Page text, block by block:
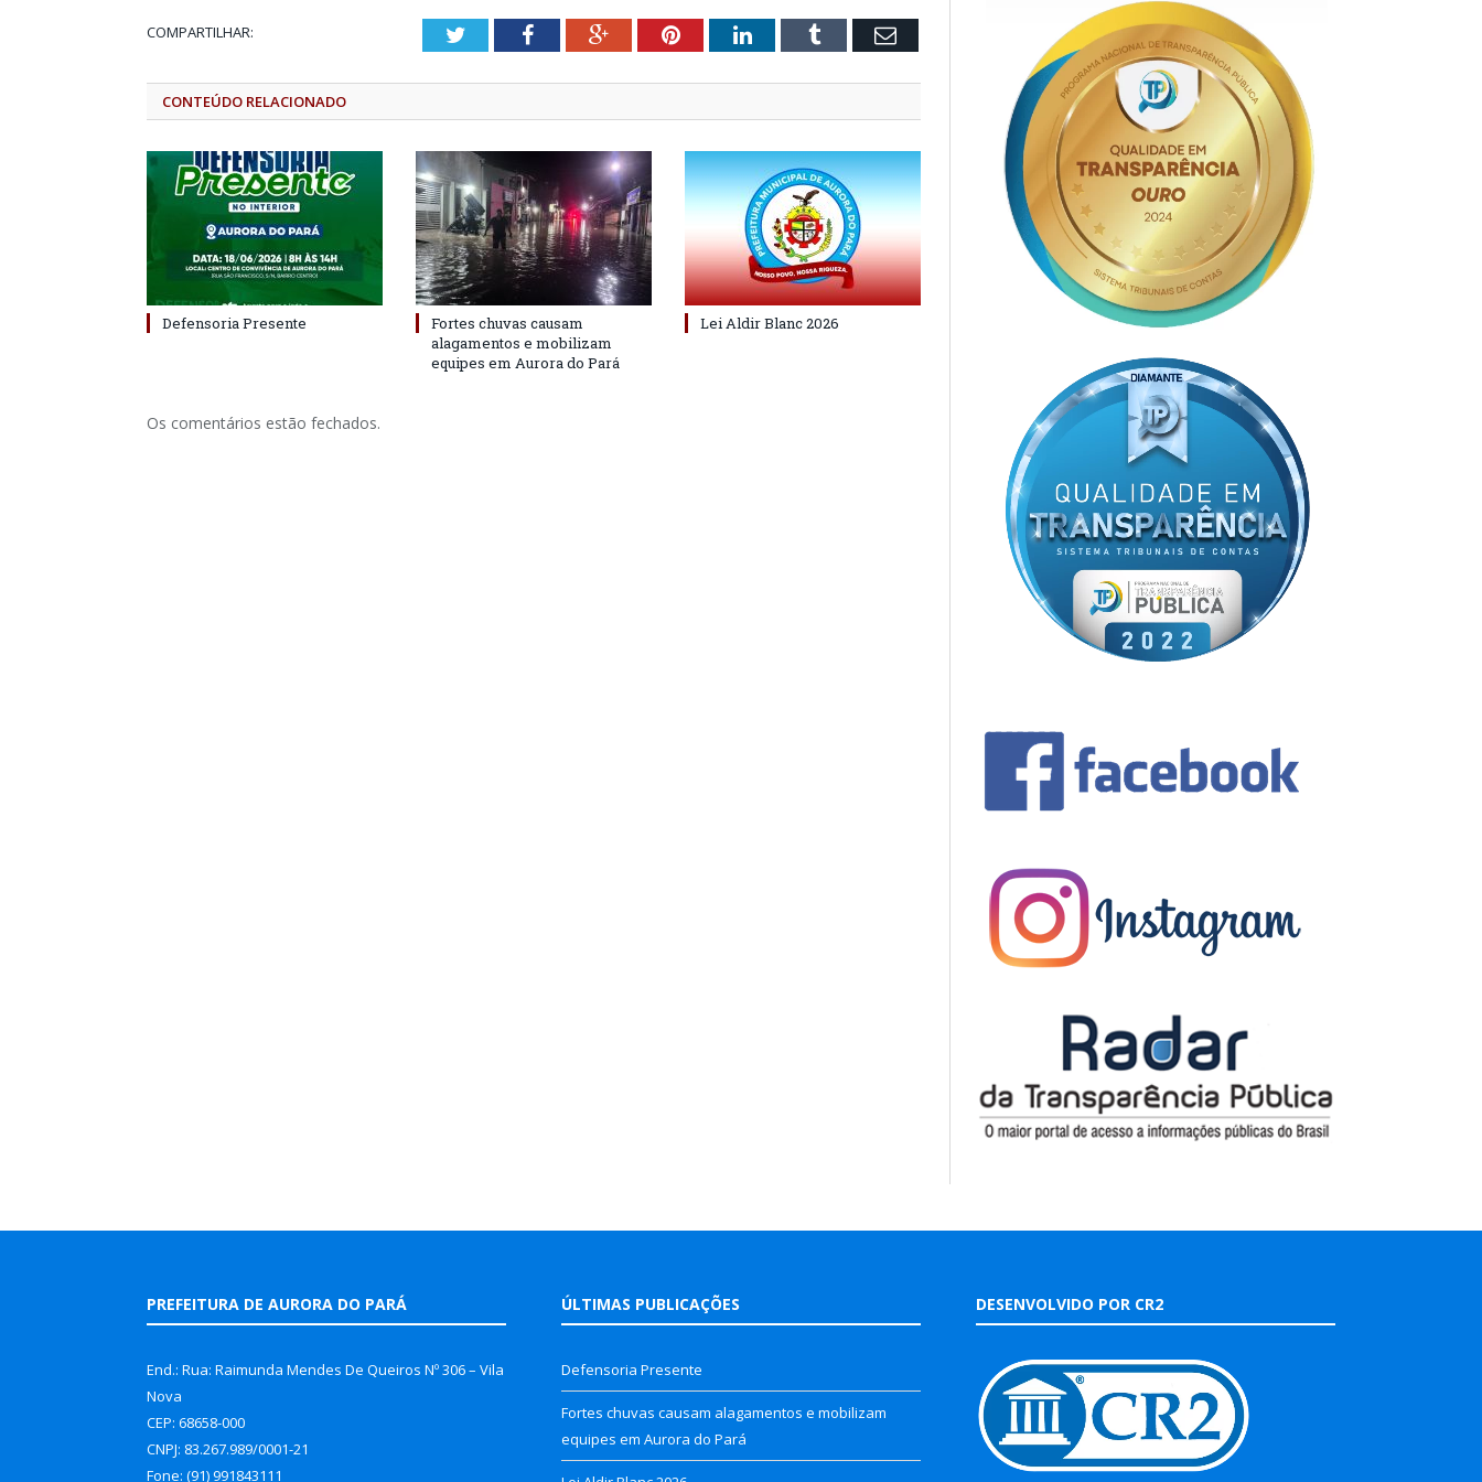
COMPARTILHAR: TwitterFacebookGoogle+PinterestLinkedInTumblr Email
CONTEÚDO RELACIONADO
Defensoria Presente
Fortes chuvas causam
alagamentos e mobilizam
equipes em Aurora do Pará
Lei Aldir Blanc 2026
Os comentários estão fechados.
PREFEITURA DE AURORA DO PARÁ
End.: Rua: Raimunda Mendes De Queiros Nº 306 – Vila
Nova
CEP: 68658-000
CNPJ: 83.267.989/0001-21
Fone: (91) 991843111
ÚLTIMAS PUBLICAÇÕES
Defensoria Presente
Fortes chuvas causam alagamentos e mobilizam
equipes em Aurora do Pará
DESENVOLVIDO POR CR2